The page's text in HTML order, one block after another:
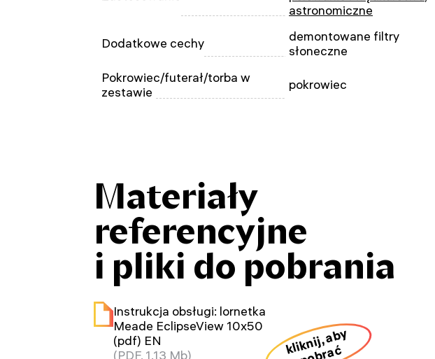
astronomiczne
Dodatkowe cechy
demontowane filtry
słoneczne
Pokrowiec/futerał/torba w
zestawie
pokrowiec
Materiały
referencyjne
i pliki do pobrania
Instrukcja obsługi: lornetka
Meade EclipseView 10x50
(pdf) EN
(PDF, 1.13 Mb)
kliknij, aby